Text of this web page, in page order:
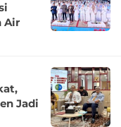
Air
Jadi